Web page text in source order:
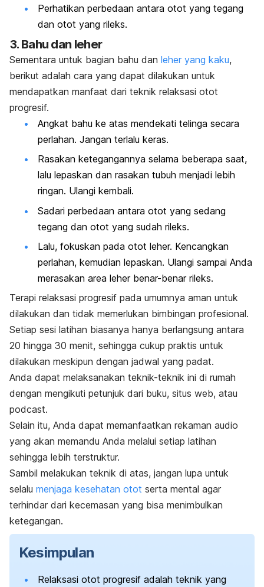
Perhatikan perbedaan antara otot yang tegang
dan otot yang rileks.
3. Bahu dan leher
Sementara untuk bagian bahu dan leher yang kaku,
berikut adalah cara yang dapat dilakukan untuk
mendapatkan manfaat dari teknik relaksasi otot
progresif.
Angkat bahu ke atas mendekati telinga secara
perlahan. Jangan terlalu keras.
Rasakan ketegangannya selama beberapa saat,
lalu lepaskan dan rasakan tubuh menjadi lebih
ringan. Ulangi kembali.
Sadari perbedaan antara otot yang sedang
tegang dan otot yang sudah rileks.
Lalu, fokuskan pada otot leher. Kencangkan
perlahan, kemudian lepaskan. Ulangi sampai Anda
merasakan area leher benar-benar rileks.
Terapi relaksasi progresif pada umumnya aman untuk
dilakukan dan tidak memerlukan bimbingan profesional.
Setiap sesi latihan biasanya hanya berlangsung antara
20 hingga 30 menit, sehingga cukup praktis untuk
dilakukan meskipun dengan jadwal yang padat.
Anda dapat melaksanakan teknik-teknik ini di rumah
dengan mengikuti petunjuk dari buku, situs web, atau
podcast.
Selain itu, Anda dapat memanfaatkan rekaman audio
yang akan memandu Anda melalui setiap latihan
sehingga lebih terstruktur.
Sambil melakukan teknik di atas, jangan lupa untuk
selalu menjaga kesehatan otot serta mental agar
terhindar dari kecemasan yang bisa menimbulkan
ketegangan.
Kesimpulan
Relaksasi otot progresif adalah teknik yang